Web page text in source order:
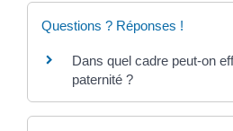
Questions ? Réponses !
Dans quel cadre peut-on
paternité ?